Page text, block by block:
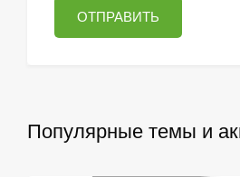
ОТПРАВИТЬ
Популярные темы и